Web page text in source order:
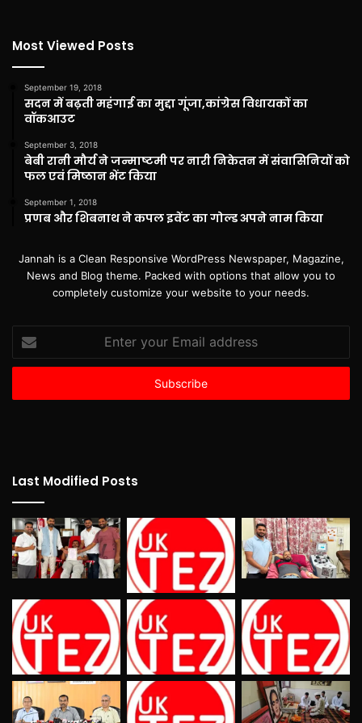
Most Viewed Posts
September 19, 2018
सदन में बढ़ती महंगाई का मुद्दा गूंजा,कांग्रेस विधायकों का
वॉकआउट
September 3, 2018
बेबी रानी मौर्य ने जन्माष्टमी पर नारी निकेतन में संवासिनियों को
फल एवं मिष्ठान भेंट किया
September 1, 2018
प्रणब और शिबनाथ ने कपल इवेंट का गोल्ड अपने नाम किया
Jannah is a Clean Responsive WordPress Newspaper, Magazine,
News and Blog theme. Packed with options that allow you to
completely customize your website to your needs.
your
Email
Last Modified Posts